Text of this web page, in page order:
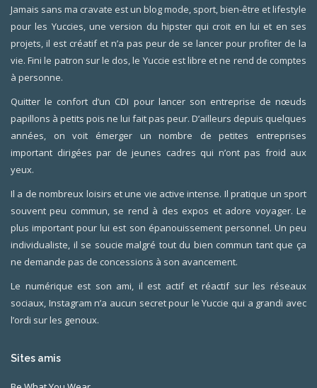
Jamais sans ma cravate est un blog mode, sport, bien-être et lifestyle
pour les Yuccies, une version du hipster qui croit en lui et en ses
projets, il est créatif et n’a pas peur de se lancer pour profiter de la
vie. Fini le patron sur le dos, le Yuccie est libre et ne rend de comptes
à personne.
Quitter le confort d’un CDI pour lancer son entreprise de nœuds
papillons à petits pois ne lui fait pas peur. D’ailleurs depuis quelques
années, on voit émerger un nombre de petites entreprises
important dirigées par de jeunes cadres qui n’ont pas froid aux
yeux.
Il a de nombreux loisirs et une vie active intense. Il pratique un sport
souvent peu commun, se rend à des expos et adore voyager. Le
plus important pour lui est son épanouissement personnel. Un peu
individualiste, il se soucie malgré tout du bien commun tant que ça
ne demande pas de concessions à son avancement.
Le numérique est son ami, il est actif et réactif sur les réseaux
sociaux, Instagram n’a aucun secret pour le Yuccie qui a grandi avec
l’ordi sur les genoux.
Sites amis